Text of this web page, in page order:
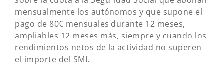
mensualmente los autónomos y que supone el
pago de 80€ mensuales durante 12 meses,
ampliables 12 meses más, siempre y cuando los
rendimientos netos de la actividad no superen
el importe del SMI.